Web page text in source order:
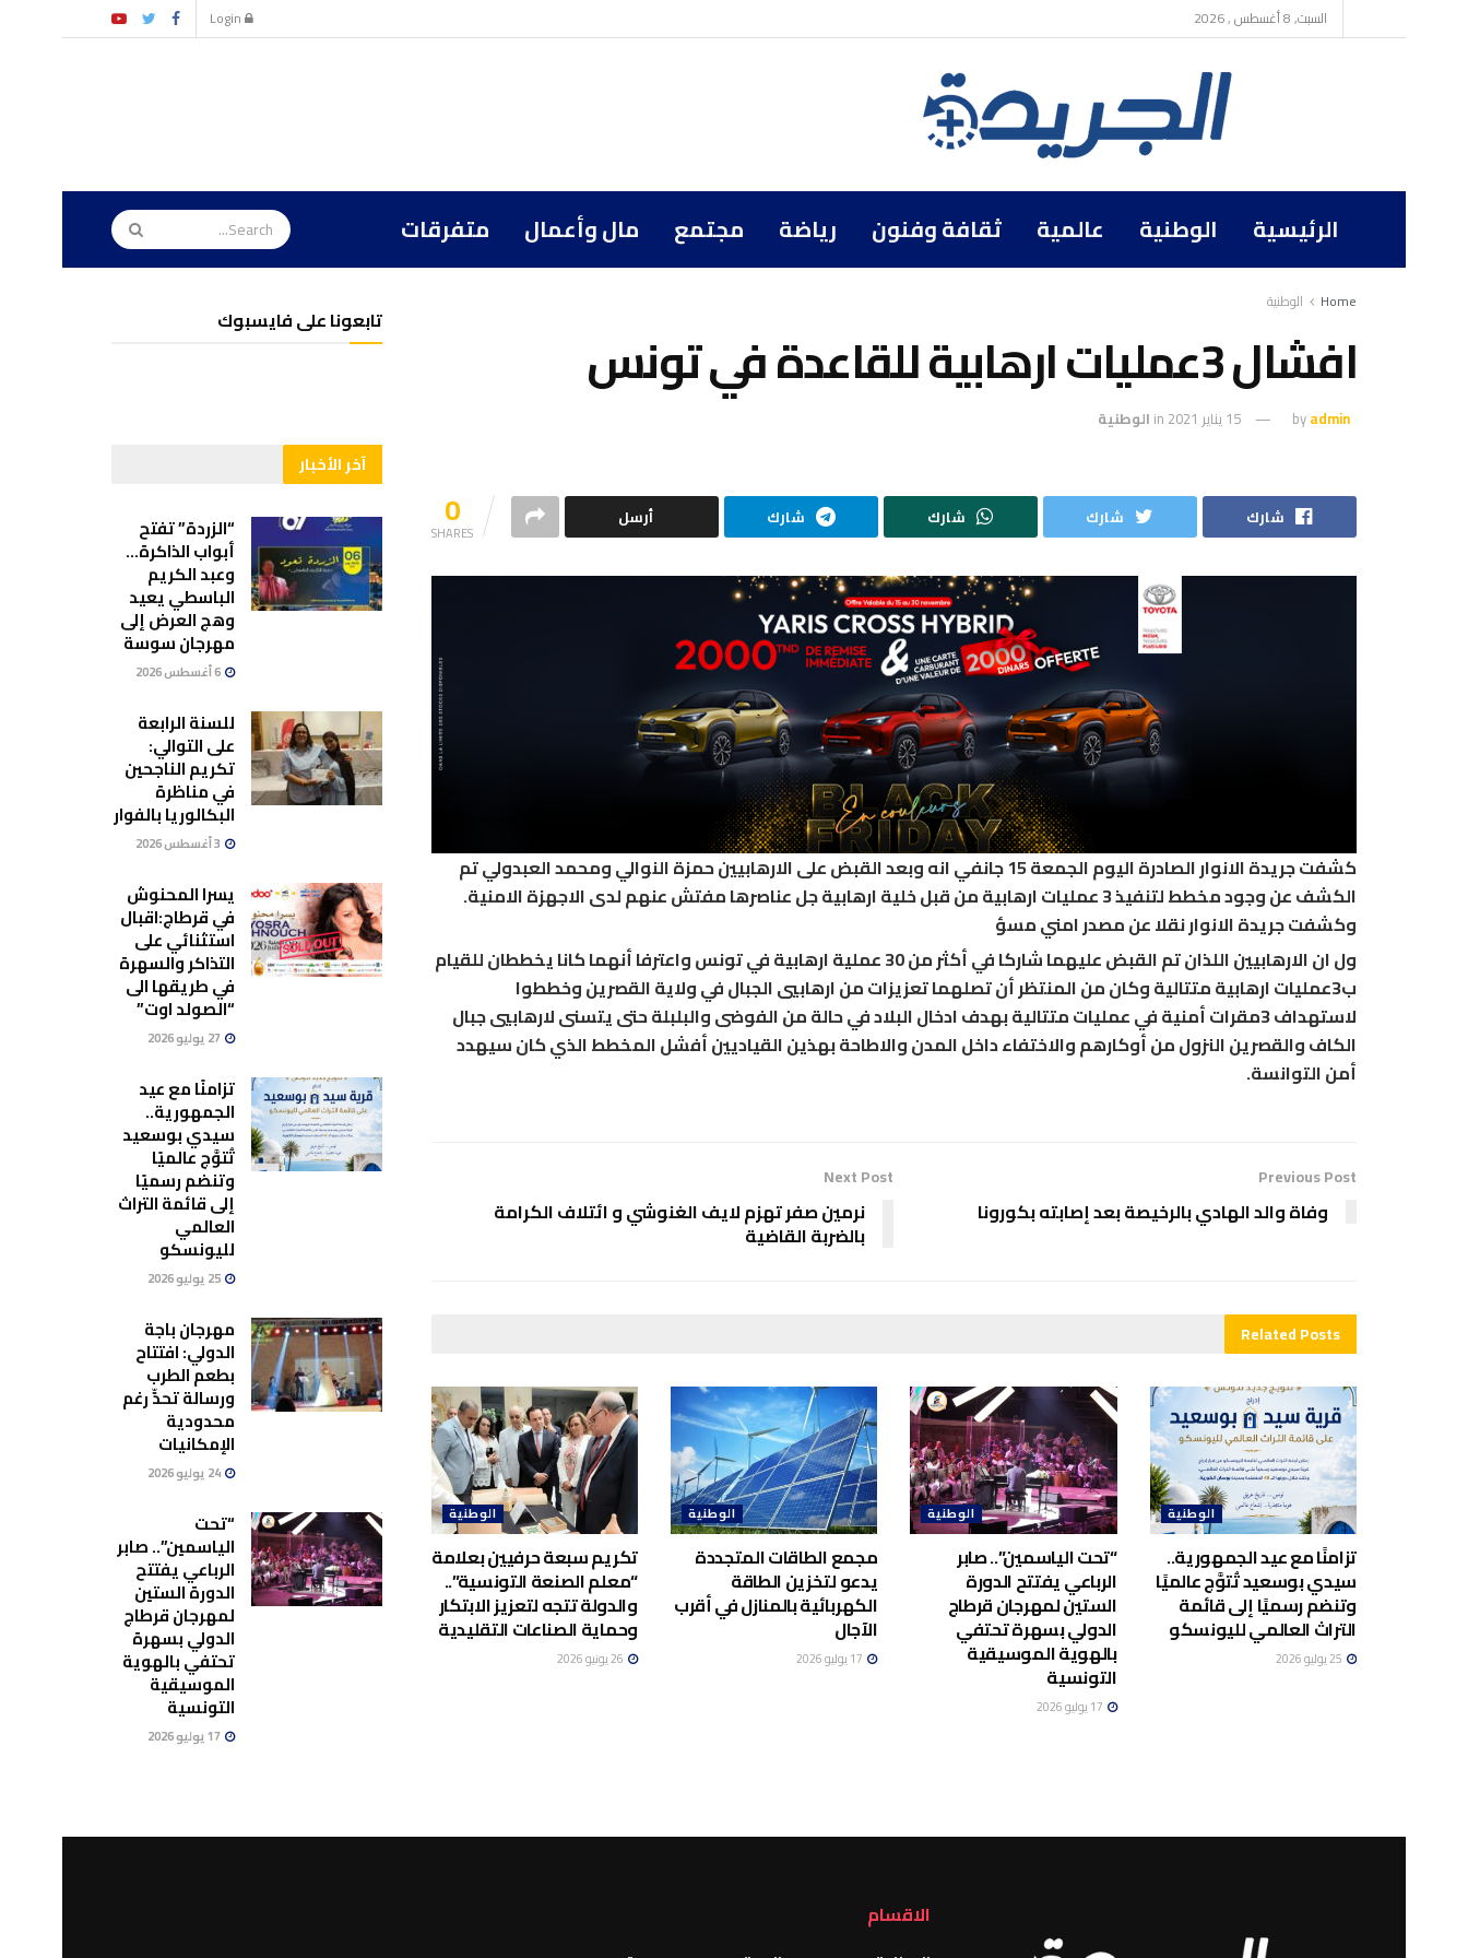
السبت, 8 أغسطس , 2026
الرئيسية الوطنية عالمية ثقافة وفنون رياضة مجتمع مال وأعمال متفرقات
Home الوطنية
افشال 3عمليات ارهابية للقاعدة في تونس
byadmin 15 يناير 2021 in الوطنية
0
SHARES
شارك شارك شارك شارك أرسل
كشفت جريدة الانوار الصادرة اليوم الجمعة 15 جانفي انه وبعد القبض على الارهابيين حمزة النوالي ومحمد العبدولي تم
الكشف عن وجود مخطط لتنفيذ 3 عمليات ارهابية من قبل خلية ارهابية جل عناصرها مفتش عنهم لدى الاجهزة الامنية.
وكشفت جريدة الانوار نقلا عن مصدر امني مسؤ
ول ان الارهابيين اللذان تم القبض عليهما شاركا في أكثر من 30 عملية ارهابية في تونس واعترفا أنهما كانا يخططان للقيام
ب3عمليات ارهابية متتالية وكان من المنتظر أن تصلهما تعزيزات من ارهابيي الجبال في ولاية القصرين وخططوا
لاستهداف 3مقرات أمنية في عمليات متتالية بهدف ادخال البلاد في حالة من الفوضى والبلبلة حتى يتسنى لارهابيي جبال
الكاف والقصرين النزول من أوكارهم والاختفاء داخل المدن والاطاحة بهذين القياديين أفشل المخطط الذي كان سيهدد
أمن التوانسة.
Previous Post
وفاة والد الهادي بالرخيصة بعد إصابته بكورونا
Next Post
نرمين صفر تهزم لايف الغنوشي و ائتلاف الكرامة
بالضربة القاضية
RelatedPosts
الوطنية
تزامنًا مع عيد الجمهورية..
سيدي بوسعيد تُتوَّج عالميًا
وتنضم رسميًا إلى قائمة
التراث العالمي لليونسكو
الوطنية
“تحت الياسمين”.. صابر
الرباعي يفتتح الدورة
الستين لمهرجان قرطاج
الدولي بسهرة تحتفي
بالهوية الموسيقية
التونسية
الوطنية
مجمع الطاقات المتجددة
يدعو لتخزين الطاقة
الكهربائية بالمنازل في أقرب
الآجال
الوطنية
تكريم سبعة حرفيين بعلامة
“معلم الصنعة التونسية”..
والدولة تتجه لتعزيز الابتكار
وحماية الصناعات التقليدية
تابعونا على فايسبوك
آخر الأخبار
“الزردة” تفتح
أبواب الذاكرة…
وعبد الكريم
الباسطي يعيد
وهج العرض إلى
مهرجان سوسة
6 أغسطس 2026
للسنة الرابعة
على التوالي:
تكريم الناجحين
في مناظرة
البكالوريا بالفوار
يسرا المحنوش
في قرطاج:اقبال
استثنائي على
التذاكر والسهرة
في طريقها الى
“الصولد اوت”
تزامنًا مع عيد
الجمهورية..
سيدي بوسعيد
تُتوَّج عالميًا
وتنضم رسميًا
إلى قائمة التراث
العالمي
لليونسكو
25 يوليو 2026
مهرجان باجة
الدولي: افتتاح
بطعم الطرب
ورسالة تحدٍّ رغم
محدودية
الإمكانيات
24 يوليو 2026
“تحت
الياسمين”.. صابر
الرباعي يفتتح
الدورة الستين
لمهرجان قرطاج
الدولي بسهرة
تحتفي بالهوية
الموسيقية
التونسية
الاقسام